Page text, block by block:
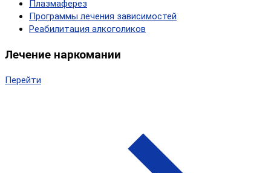
Плазмаферез
Программы лечения зависимостей
Реабилитация алкоголиков
Лечение наркомании
Перейти